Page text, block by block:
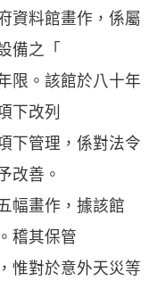
料館畫作，係屬
備之「
限。該館於八十年
下改列
下管理，係對法令
改善。
幅畫作，據該館
稽其保管
惟對於意外天災等